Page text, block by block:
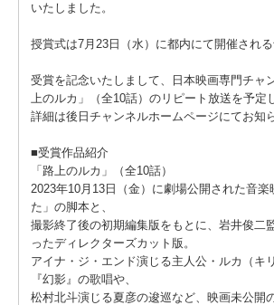
いたしました。
授賞式は7月23日（水）に都内にて開催される
受賞を記念いたしまして、日本映画専門チャ
上のルカ」（全10話）のリピート放送を予定
詳細は後日チャンネルホームページにてお知
■受賞作品紹介
「路上のルカ」（全10話）
2023年10月13日（金）に劇場公開された音楽
た」の脚本と、
撮影終了後の初期編集版をもとに、岩井俊二
ったディレクターズカット版。
アイナ・ジ・エンド演じる主人公・ルカ（キ
『幻影』の歌唱や、
松村北斗演じる夏彦の逡巡など、映画未公開